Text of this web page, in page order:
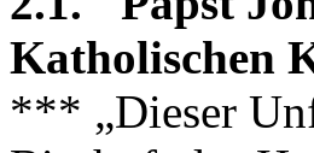
Katholischen
*** „Dieser